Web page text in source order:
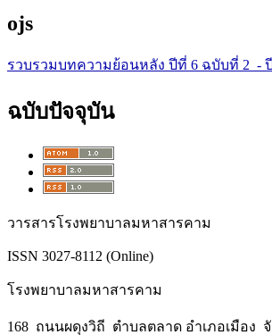
ojs
รวบรวมบทความย้อนหลัง ปีที่ 6 ฉบับที่ 2 -
ฉบับปัจจุบัน
วารสารโรงพยาบาลมหาสารคาม
ISSN 3027-8112 (Online)
โรงพยาบาลมหาสารคาม
168 ถนนผดุงวิถี ตำบลตลาด อำเภอเมือง